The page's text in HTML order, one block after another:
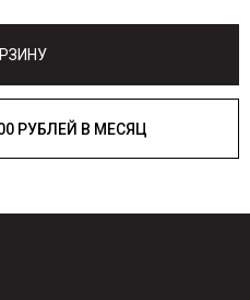
РАССРОЧКА ОТ 1000 РУБЛЕЙ В МЕСЯЦ